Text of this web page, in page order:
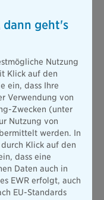
dann geht's
Nutzung
Klick auf den
ein, dass Ihre
Verwendung von
Zwecken (unter
Nutzung von
werden. In
Klick auf den
dass eine
Daten auch in
EWR erfolgt, auch
EU-Standards